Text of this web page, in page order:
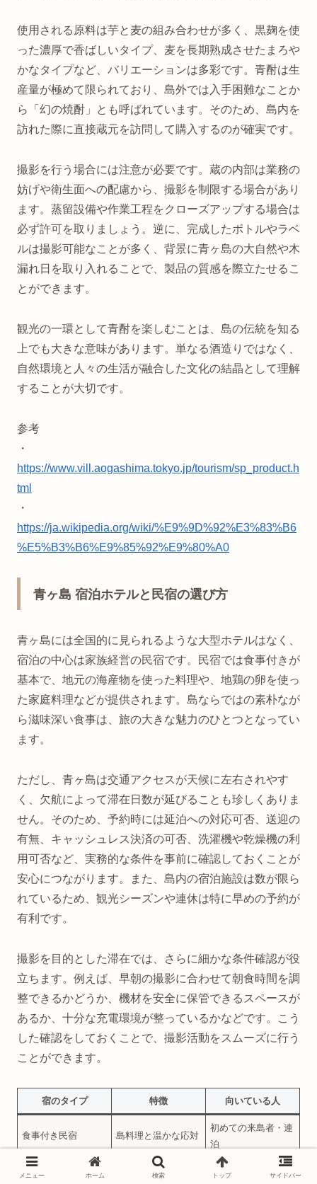
使用される原料は芋と麦の組み合わせが多く、黒麹を使
った濃厚で香ばしいタイプ、麦を長期熟成させたまろや
かなタイプなど、バリエーションは多彩です。青酎は生
産量が極めて限られており、島外では入手困難なことか
ら「幻の焼酎」とも呼ばれています。そのため、島内を
訪れた際に直接蔵元を訪問して購入するのが確実です。
撮影を行う場合には注意が必要です。蔵の内部は業務の
妨げや衛生面への配慮から、撮影を制限する場合があり
ます。蒸留設備や作業工程をクローズアップする場合は
必ず許可を取りましょう。逆に、完成したボトルやラベ
ルは撮影可能なことが多く、背景に青ヶ島の大自然や木
漏れ日を取り入れることで、製品の質感を際立たせるこ
とができます。
観光の一環として青酎を楽しむことは、島の伝統を知る
上でも大きな意味があります。単なる酒造りではなく、
自然環境と人々の生活が融合した文化の結晶として理解
することが大切です。
参考
・
https://www.vill.aogashima.tokyo.jp/tourism/sp_product.h
tml
・
https://ja.wikipedia.org/wiki/%E9%9D%92%E3%83%B6
%E5%B3%B6%E9%85%92%E9%80%A0
青ヶ島 宿泊ホテルと民宿の選び方
青ヶ島には全国的に見られるような大型ホテルはなく、
宿泊の中心は家族経営の民宿です。民宿では食事付きが
基本で、地元の海産物を使った料理や、地鶏の卵を使っ
た家庭料理などが提供されます。島ならではの素朴なが
ら滋味深い食事は、旅の大きな魅力のひとつとなってい
ます。
ただし、青ヶ島は交通アクセスが天候に左右されやす
く、欠航によって滞在日数が延びることも珍しくありま
せん。そのため、予約時には延泊への対応可否、送迎の
有無、キャッシュレス決済の可否、洗濯機や乾燥機の利
用可否など、実務的な条件を事前に確認しておくことが
安心につながります。また、島内の宿泊施設は数が限ら
れているため、観光シーズンや連休は特に早めの予約が
有利です。
撮影を目的とした滞在では、さらに細かな条件確認が役
立ちます。例えば、早朝の撮影に合わせて朝食時間を調
整できるかどうか、機材を安全に保管できるスペースが
あるか、十分な充電環境が整っているかなどです。こう
した確認をしておくことで、撮影活動をスムーズに行う
ことができます。
宿のタイプ 特徴 向いている人
食事付き民宿 島料理と温かな応対
初めての来島者・連
泊
素泊まり受入 自由度が高い 自炊派・短時間滞在
メニュー ホーム 検索 トップ サイドバー